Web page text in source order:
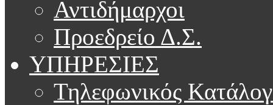
Αντιδήμαρχοι
Προεδρείο Δ.Σ.
ΥΠΗΡΕΣΙΕΣ
Τηλεφωνικός